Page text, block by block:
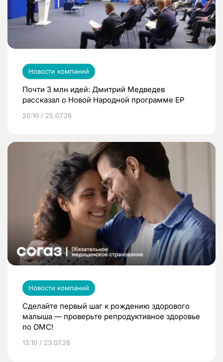
Новости компаний
Почти 3 млн идей: Дмитрий Медведев
рассказал о Новой Народной программе ЕР
20:10 / 25.07.26
Новости компаний
Сделайте первый шаг к рождению здорового
малыша — проверьте репродуктивное здоровье
по ОМС!
13:10 / 23.07.26